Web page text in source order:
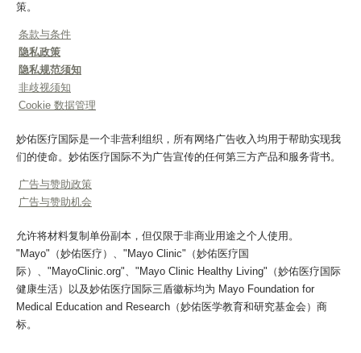
策。
条款与条件
隐私政策
隐私规范须知
非歧视须知
Cookie 数据管理
妙佑医疗国际是一个非营利组织，所有网络广告收入均用于帮助实现我
们的使命。妙佑医疗国际不为广告宣传的任何第三方产品和服务背书。
广告与赞助政策
广告与赞助机会
允许将材料复制单份副本，但仅限于非商业用途之个人使用。
"Mayo"（妙佑医疗）、"Mayo Clinic"（妙佑医疗国
际）、"MayoClinic.org"、"Mayo Clinic Healthy Living"（妙佑医疗国际
健康生活）以及妙佑医疗国际三盾徽标均为 Mayo Foundation for
Medical Education and Research（妙佑医学教育和研究基金会）商
标。